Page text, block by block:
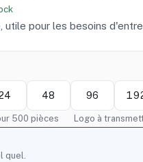
utile pour les besoins
48 96
500 pièces Logo à
quel.